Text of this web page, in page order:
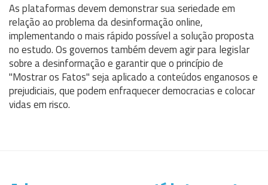
As plataformas devem demonstrar sua seriedade em
relação ao problema da desinformação online,
implementando o mais rápido possível a solução proposta
no estudo. Os governos também devem agir para legislar
sobre a desinformação e garantir que o princípio de
"Mostrar os Fatos" seja aplicado a conteúdos enganosos e
prejudiciais, que podem enfraquecer democracias e colocar
vidas em risco.